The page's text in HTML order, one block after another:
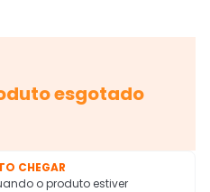
esgotado
CHEGAR
o produto estiver